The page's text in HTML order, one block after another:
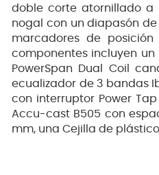
doble corte atornillado a
nogal con un diapasón
marcadores de
componentes incluyen
PowerSpan Dual Coil
ecualizador de 3 bandas
con interruptor Power
Accu-cast B505 con
mm, una Cejilla de